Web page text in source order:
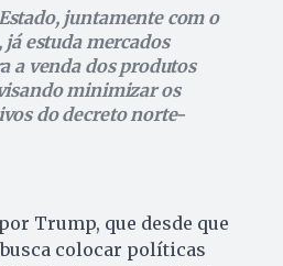
juntamente com o
estuda mercados
a venda dos produtos
minimizar os
do decreto norte-
Trump, que desde que
colocar políticas